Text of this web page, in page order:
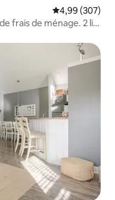
Note
4,99 (307)
frais de ménage. 2 lits